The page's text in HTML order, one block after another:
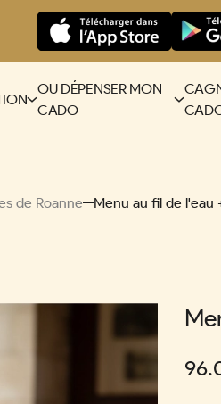
OU DÉPENSER MON
CADO
de Roanne Menu au fil de l'eau